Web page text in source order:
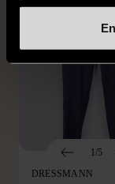
1/5
DRESSMANN